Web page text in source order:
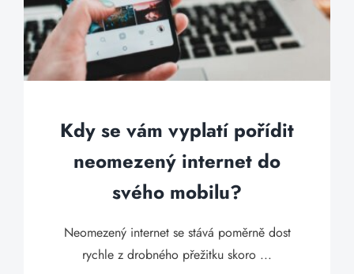
Kdy se vám vyplatí pořídit
neomezený internet do
svého mobilu?
Neomezený internet se stává poměrně dost
rychle z drobného přežitku skoro ...